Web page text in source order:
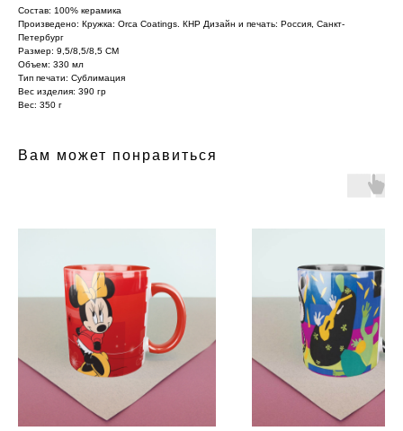
Состав: 100% керамика
Произведено: Кружка: Orca Coatings. КНР Дизайн и печать: Россия, Санкт-
Петербург
Размер: 9,5/8,5/8,5 СМ
Объем: 330 мл
Тип печати: Сублимация
Вес изделия: 390 гр
Вес: 350 г
Вам может понравиться